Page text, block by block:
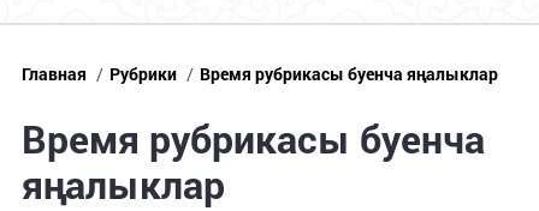
Главная / Рубрики / Время рубрикасы буенча яңалыклар
Время рубрикасы буенча
яңалыклар